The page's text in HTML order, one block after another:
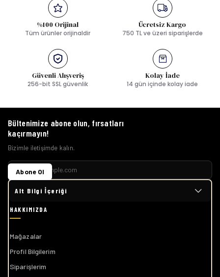
%100 Orijinal
Tüm ürünler orijinaldir
Ücretsiz Kargo
750 TL ve üzeri siparişlerde
Güvenli Alışveriş
256-bit SSL güvenlik
Kolay İade
14 gün içinde kolay iade
Alt Bilgi İçeriği
Mağazalar
Profil Bilgilerim
Siparişlerim
Bültenimize abone olun, fırsatları
kaçırmayın!
Bizimle iletişimde kalın.
Abone Ol